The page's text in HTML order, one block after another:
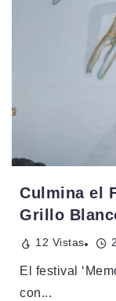
Culmina el
Grillo
12 Vistas
El festival
con...